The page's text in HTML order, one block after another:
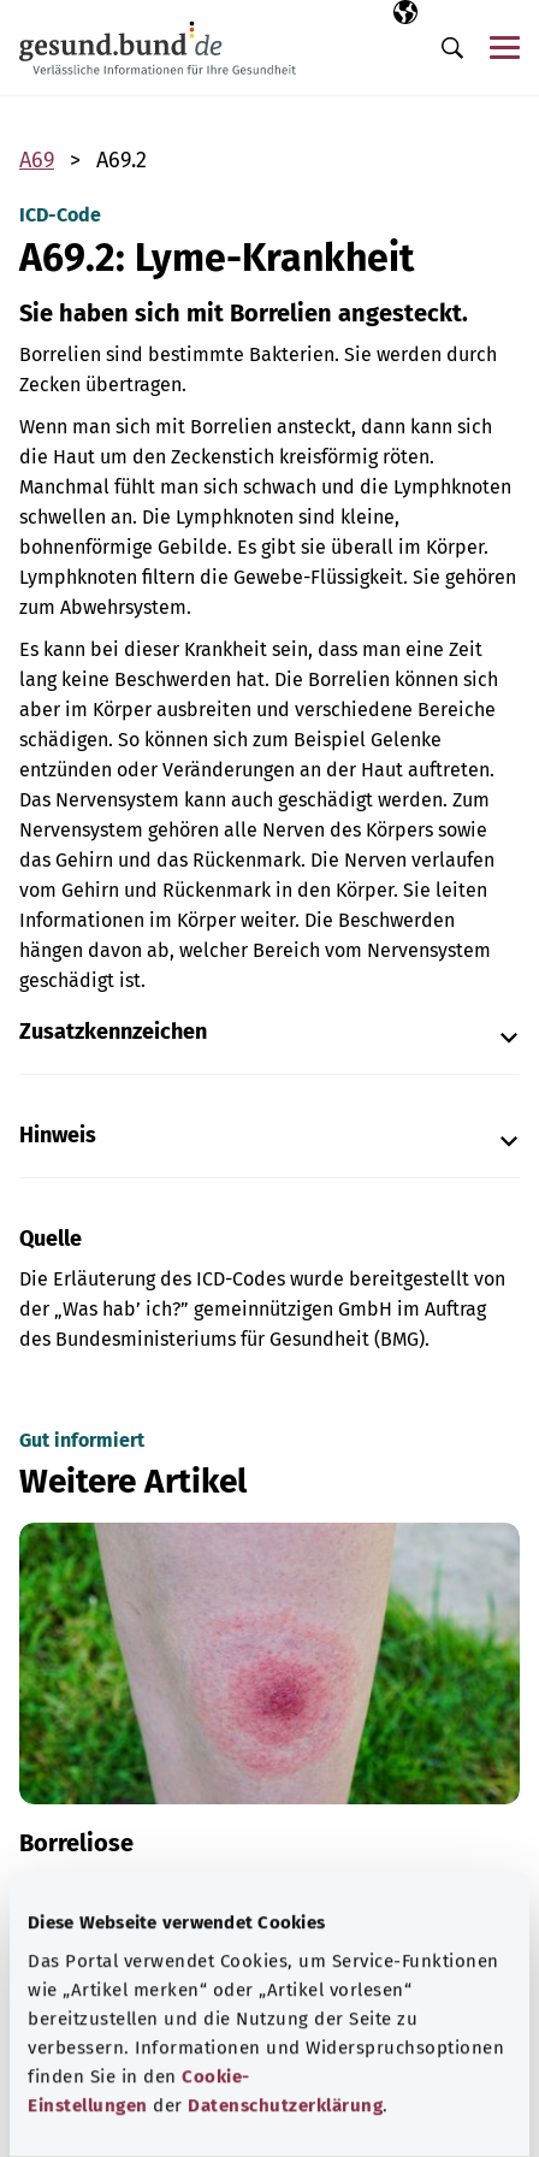
Diese Webseite verwendet Cookies
Das Portal verwendet Cookies, um Service-Funktionen
wie „Artikel merken“ oder „Artikel vorlesen“
bereitzustellen und die Nutzung der Seite zu
verbessern. Informationen und Widerspruchsoptionen
finden Sie in den Cookie-
Einstellungen der Datenschutzerklärung.
Ausgewählte
DE
Suche
A69 A69.2
ICD-Code
A69.2: Lyme-Krankheit
Sie haben sich mit Borrelien angesteckt.
Borrelien sind bestimmte Bakterien. Sie werden durch
Zecken übertragen.
Wenn man sich mit Borrelien ansteckt, dann kann sich
die Haut um den Zeckenstich kreisförmig röten.
Manchmal fühlt man sich schwach und die Lymphknoten
schwellen an. Die Lymphknoten sind kleine,
bohnenförmige Gebilde. Es gibt sie überall im Körper.
Lymphknoten filtern die Gewebe-Flüssigkeit. Sie gehören
zum Abwehrsystem.
Es kann bei dieser Krankheit sein, dass man eine Zeit
lang keine Beschwerden hat. Die Borrelien können sich
aber im Körper ausbreiten und verschiedene Bereiche
schädigen. So können sich zum Beispiel Gelenke
entzünden oder Veränderungen an der Haut auftreten.
Das Nervensystem kann auch geschädigt werden. Zum
Nervensystem gehören alle Nerven des Körpers sowie
das Gehirn und das Rückenmark. Die Nerven verlaufen
vom Gehirn und Rückenmark in den Körper. Sie leiten
Informationen im Körper weiter. Die Beschwerden
hängen davon ab, welcher Bereich vom Nervensystem
geschädigt ist.
Zusatzkennzeichen
Hinweis
Quelle
Die Erläuterung des ICD-Codes wurde bereitgestellt von
der „Was hab’ ich?” gemeinnützigen GmbH im Auftrag
des Bundesministeriums für Gesundheit (BMG).
Gut informiert
Weitere Artikel
Borreliose
übertragen Zecken aber Krankheiten wie Borreliose. Eine
Borreliose wird in der Regel mit Antibiotika behandelt.
Mehr erfahren